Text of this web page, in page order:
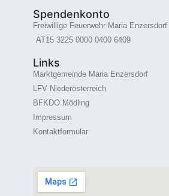
Spendenkonto
Freiwillige Feuerwehr Maria Enzersdorf
AT15 3225 0000 0400 6409
Links
Marktgemeinde Maria Enzersdorf
LFV Niederösterreich
BFKDO Mödling
Impressum
Kontaktformular